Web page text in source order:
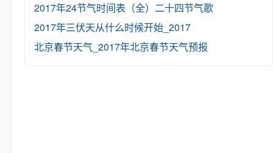
2017年24节气时间表（全） 二十四节气歌
2017年三伏天从什么时候开始_2017
北京春节天气_2017年北京春节天气预报